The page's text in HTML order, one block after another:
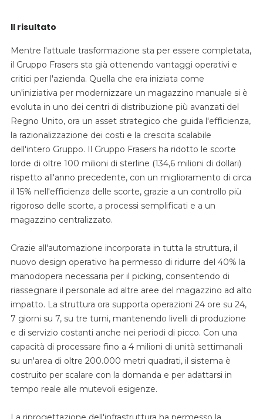
Il risultato
Mentre l'attuale trasformazione sta per essere completata,
il Gruppo Frasers sta già ottenendo vantaggi operativi e
critici per l'azienda. Quella che era iniziata come
un'iniziativa per modernizzare un magazzino manuale si è
evoluta in uno dei centri di distribuzione più avanzati del
Regno Unito, ora un asset strategico che guida l'efficienza,
la razionalizzazione dei costi e la crescita scalabile
dell'intero Gruppo. Il Gruppo Frasers ha ridotto le scorte
lorde di oltre 100 milioni di sterline (134,6 milioni di dollari)
rispetto all'anno precedente, con un miglioramento di circa
il 15% nell'efficienza delle scorte, grazie a un controllo più
rigoroso delle scorte, a processi semplificati e a un
magazzino centralizzato.
Grazie all'automazione incorporata in tutta la struttura, il
nuovo design operativo ha permesso di ridurre del 40% la
manodopera necessaria per il picking, consentendo di
riassegnare il personale ad altre aree del magazzino ad alto
impatto. La struttura ora supporta operazioni 24 ore su 24,
7 giorni su 7, su tre turni, mantenendo livelli di produzione
e di servizio costanti anche nei periodi di picco. Con una
capacità di processare fino a 4 milioni di unità settimanali
su un'area di oltre 200.000 metri quadrati, il sistema è
costruito per scalare con la domanda e per adattarsi in
tempo reale alle mutevoli esigenze.